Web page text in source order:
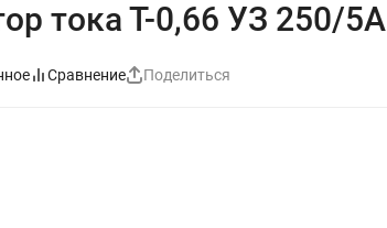
тока Т-0,66 УЗ 250/5А
Сравнение Поделиться